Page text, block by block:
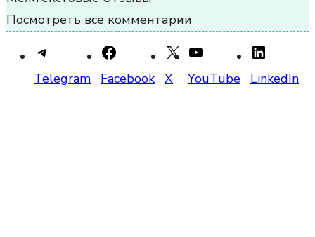
Посмотреть все комментарии
Telegram Facebook X YouTube LinkedIn